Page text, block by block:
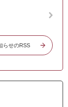
らせのRSS